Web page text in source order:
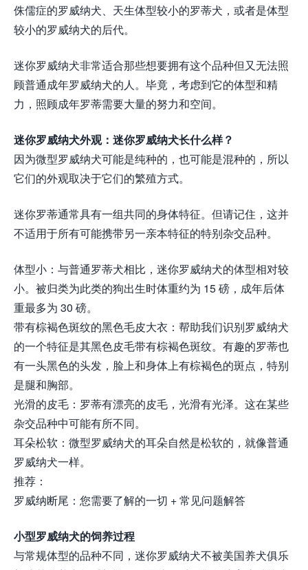
侏儒症的罗威纳犬、天生体型较小的罗蒂犬，或者是体型
较小的罗威纳犬的后代。
迷你罗威纳犬非常适合那些想要拥有这个品种但又无法照
顾普通成年罗威纳犬的人。毕竟，考虑到它的体型和精
力，照顾成年罗蒂需要大量的努力和空间。
迷你罗威纳犬外观：迷你罗威纳犬长什么样？
因为微型罗威纳犬可能是纯种的，也可能是混种的，所以
它们的外观取决于它们的繁殖方式。
迷你罗蒂通常具有一组共同的身体特征。但请记住，这并
不适用于所有可能携带另一亲本特征的特别杂交品种。
体型小：与普通罗蒂犬相比，迷你罗威纳犬的体型相对较
小。被归类为此类的狗出生时体重约为 15 磅，成年后体
重最多为 30 磅。
带有棕褐色斑纹的黑色毛皮大衣：帮助我们识别罗威纳犬
的一个特征是其黑色皮毛带有棕褐色斑纹。有趣的罗蒂也
有一头黑色的头发，脸上和身体上有棕褐色的斑点，特别
是腿和胸部。
光滑的皮毛：罗蒂有漂亮的皮毛，光滑有光泽。这在某些
杂交品种中可能有所不同。
耳朵松软：微型罗威纳犬的耳朵自然是松软的，就像普通
罗威纳犬一样。
推荐：
罗威纳断尾：您需要了解的一切 + 常见问题解答
小型罗威纳犬的饲养过程
与常规体型的品种不同，迷你罗威纳犬不被美国养犬俱乐